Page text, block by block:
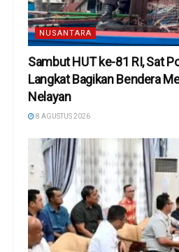
NUSANTARA
Sambut HUT ke-81 RI, Sat
Langkat Bagikan Bendera
Nelayan
8 AGUSTUS 2026